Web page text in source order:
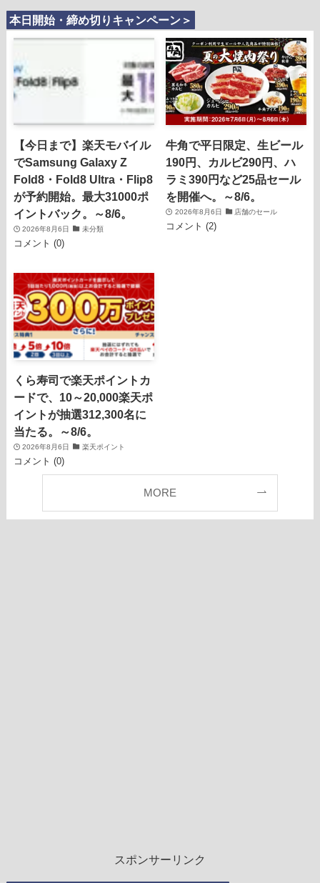
本日開始・締め切りキャンペーン＞
【今日まで】楽天モバイル
でSamsung Galaxy Z
Fold8・Fold8 Ultra・Flip8
が予約開始。最大31000ポ
イントバック。～8/6。
2026年8月6日 未分類
コメント (0)
牛角で平日限定、生ビール
190円、カルビ290円、ハ
ラミ390円など25品セール
を開催へ。～8/6。
2026年8月6日 店舗のセール
コメント (2)
くら寿司で楽天ポイントカ
ードで、10～20,000楽天ポ
イントが抽選312,300名に
当たる。～8/6。
2026年8月6日 楽天ポイント
コメント (0)
MORE
スポンサーリンク